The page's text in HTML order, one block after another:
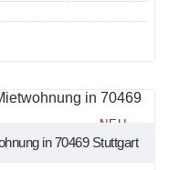
NEU
in 70469 Stuttgart